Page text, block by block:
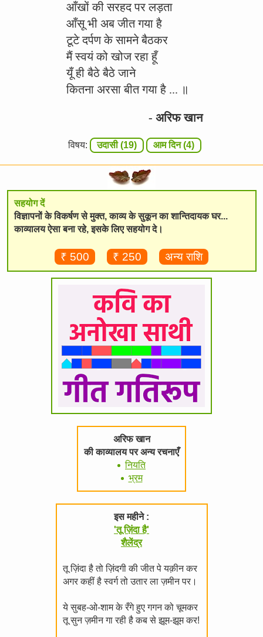
आँखों की सरहद पर लड़ता
आँसू भी अब जीत गया है
टूटे दर्पण के सामने बैठकर
मैं स्वयं को खोज रहा हूँ
यूँ ही बैठे बैठे जाने
कितना अरसा बीत गया है ... ॥
- अरिफ खान
विषय: उदासी (19) आम दिन (4)
सहयोग दें
विज्ञापनों के विकर्षण से मुक्त, काव्य के सुकून का शान्तिदायक घर...
काव्यालय ऐसा बना रहे, इसके लिए सहयोग दे।
₹ 500 ₹ 250 अन्य राशि
अरिफ खान
की काव्यालय पर अन्य रचनाएँ
नियति
भ्रम
इस महीने :
'तू ज़िंदा है'
शैलेंद्र
तू ज़िंदा है तो ज़िंदगी की जीत पे यक़ीन कर
अगर कहीं है स्वर्ग तो उतार ला ज़मीन पर।
ये सुबह-ओ-शाम के रँगे हुए गगन को चूमकर
तू सुन ज़मीन गा रही है कब से झूम-झूम कर!